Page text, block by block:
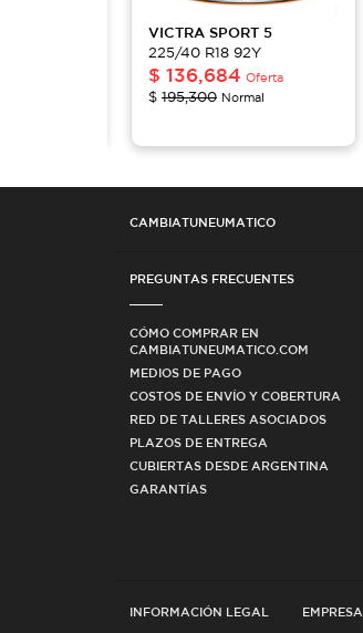
VICTRA SPORT 5
225/40 R18 92Y
$ 136,684 Oferta
$ 195,300 Normal
CAMBIATUNEUMATICO
PREGUNTAS FRECUENTES
CÓMO COMPRAR EN
CAMBIATUNEUMATICO.COM
MEDIOS DE PAGO
COSTOS DE ENVÍO Y COBERTURA
RED DE TALLERES ASOCIADOS
PLAZOS DE ENTREGA
CUBIERTAS DESDE ARGENTINA
GARANTÍAS
INFORMACIÓN LEGAL EMPRESA